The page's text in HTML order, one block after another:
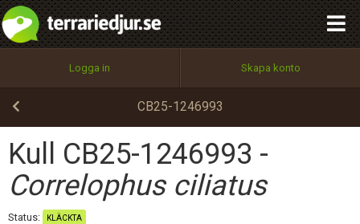
Logga in Skapa konto
CB25-1246993
Kull CB25-1246993 -
Correlophus ciliatus
Status: KLÄCKTA
Utför
100%
OK
integritetspolicy
Namn:
Epost:
Användarnamn:
Begär nytt lösenord
Tillbaka till förstasidan